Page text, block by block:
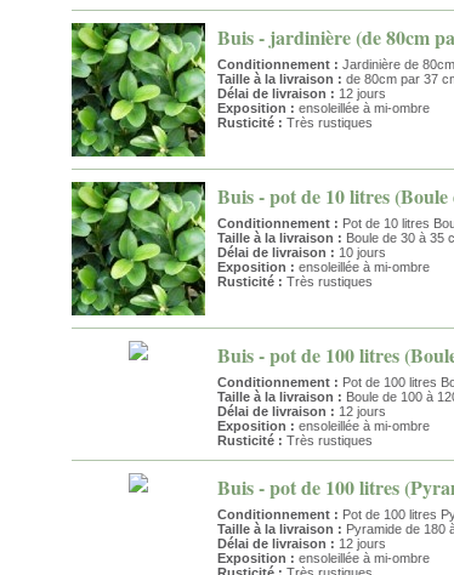
Buis - jardinière (de 80cm
Conditionnement : Jardinière de
Taille à la livraison : de 80cm par 37
Délai de livraison : 12 jours
Exposition : ensoleillée à mi-ombre
Rusticité : Très rustiques
Buis - pot de 10 litres
Conditionnement : Pot de 10 litres
Taille à la livraison : Boule de 30 à 35
Délai de livraison : 10 jours
Exposition : ensoleillée à mi-ombre
Rusticité : Très rustiques
Buis - pot de 100 litres
Conditionnement : Pot de 100 litres
Taille à la livraison : Boule de 100 à
Délai de livraison : 12 jours
Exposition : ensoleillée à mi-ombre
Rusticité : Très rustiques
Buis - pot de 100 litres
Conditionnement : Pot de 100 litres
Taille à la livraison : Pyramide de 180
Délai de livraison : 12 jours
Exposition : ensoleillée à mi-ombre